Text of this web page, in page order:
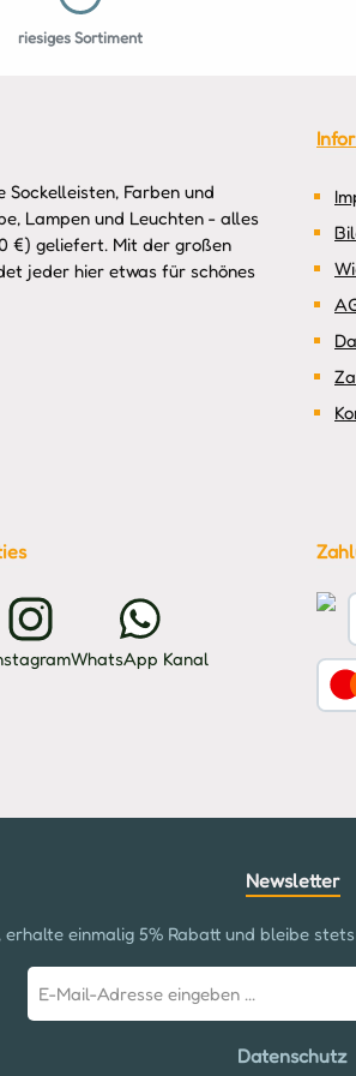
riesiges Sortiment
Farben und
Lampen und Leuchten - alles
€) geliefert. Mit der großen
jeder hier etwas für schönes
WhatsApp Kanal
Newsletter
einmalig 5% Rabatt und bleibe
Mail-
Datenschutz